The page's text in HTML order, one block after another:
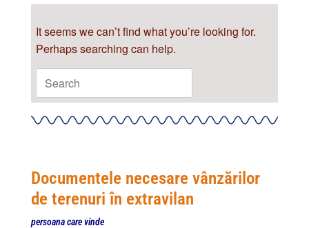
It seems we can’t find what you’re looking for.
Perhaps searching can help.
Documentele necesare vânzărilor
de terenuri în extravilan
persoana care vinde